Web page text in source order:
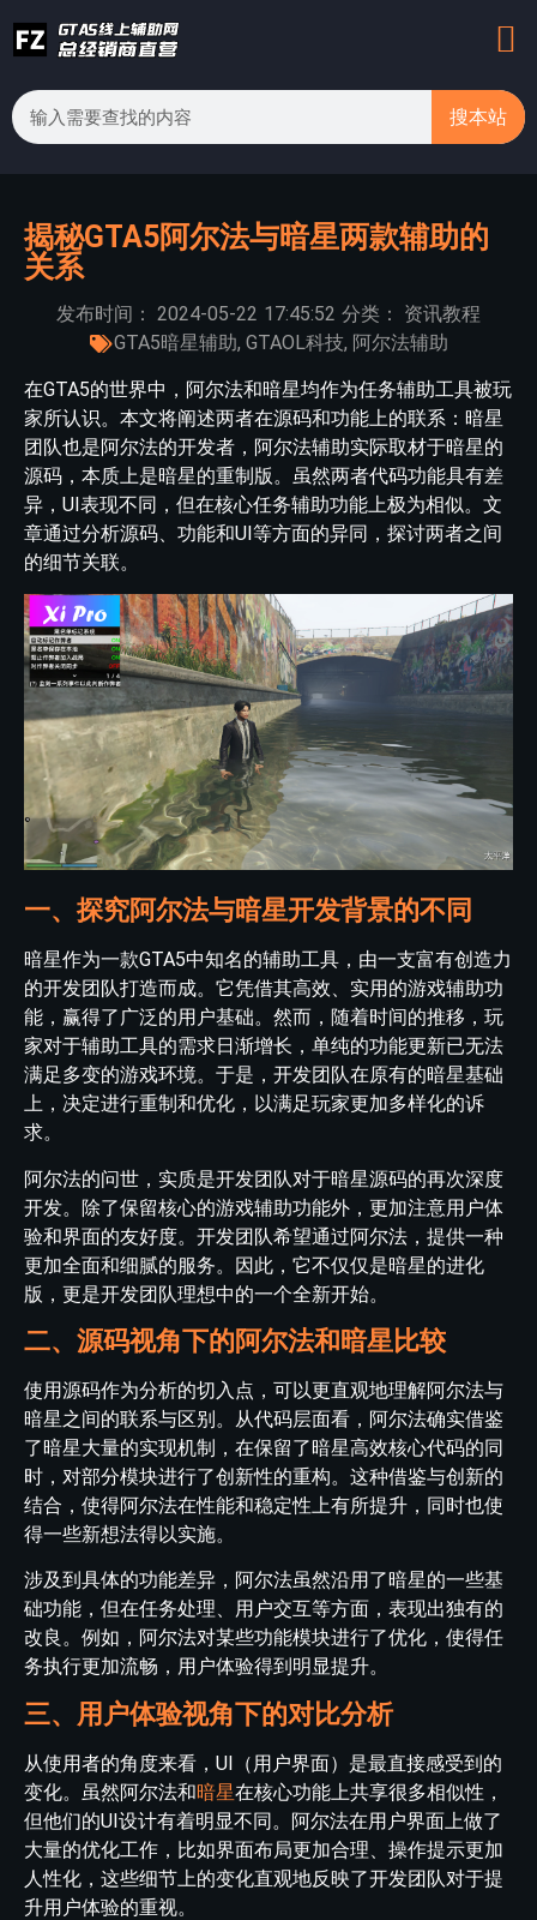
搜本站
揭秘GTA5阿尔法与暗星两款辅助的
关系
发布时间： 2024-05-22 17:45:52 分类：
资讯教程
GTA5暗星辅助, GTAOL科技, 阿尔法辅助
在GTA5的世界中，阿尔法和暗星均作为任务辅助工具被玩
家所认识。本文将阐述两者在源码和功能上的联系：暗星
团队也是阿尔法的开发者，阿尔法辅助实际取材于暗星的
源码，本质上是暗星的重制版。虽然两者代码功能具有差
异，UI表现不同，但在核心任务辅助功能上极为相似。文
章通过分析源码、功能和UI等方面的异同，探讨两者之间
的细节关联。
一、探究阿尔法与暗星开发背景的不同
暗星作为一款GTA5中知名的辅助工具，由一支富有创造力
的开发团队打造而成。它凭借其高效、实用的游戏辅助功
能，赢得了广泛的用户基础。然而，随着时间的推移，玩
家对于辅助工具的需求日渐增长，单纯的功能更新已无法
满足多变的游戏环境。于是，开发团队在原有的暗星基础
上，决定进行重制和优化，以满足玩家更加多样化的诉
求。
阿尔法的问世，实质是开发团队对于暗星源码的再次深度
开发。除了保留核心的游戏辅助功能外，更加注意用户体
验和界面的友好度。开发团队希望通过阿尔法，提供一种
更加全面和细腻的服务。因此，它不仅仅是暗星的进化
版，更是开发团队理想中的一个全新开始。
二、源码视角下的阿尔法和暗星比较
使用源码作为分析的切入点，可以更直观地理解阿尔法与
暗星之间的联系与区别。从代码层面看，阿尔法确实借鉴
了暗星大量的实现机制，在保留了暗星高效核心代码的同
时，对部分模块进行了创新性的重构。这种借鉴与创新的
结合，使得阿尔法在性能和稳定性上有所提升，同时也使
得一些新想法得以实施。
涉及到具体的功能差异，阿尔法虽然沿用了暗星的一些基
础功能，但在任务处理、用户交互等方面，表现出独有的
改良。例如，阿尔法对某些功能模块进行了优化，使得任
务执行更加流畅，用户体验得到明显提升。
三、用户体验视角下的对比分析
从使用者的角度来看，UI（用户界面）是最直接感受到的
变化。虽然阿尔法和暗星在核心功能上共享很多相似性，
但他们的UI设计有着明显不同。阿尔法在用户界面上做了
大量的优化工作，比如界面布局更加合理、操作提示更加
人性化，这些细节上的变化直观地反映了开发团队对于提
升用户体验的重视。